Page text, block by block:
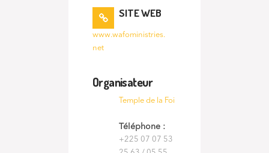
SITE WEB
www.wafoministries.
net
Organisateur
Temple de la Foi
Téléphone :
+225 07 07 53